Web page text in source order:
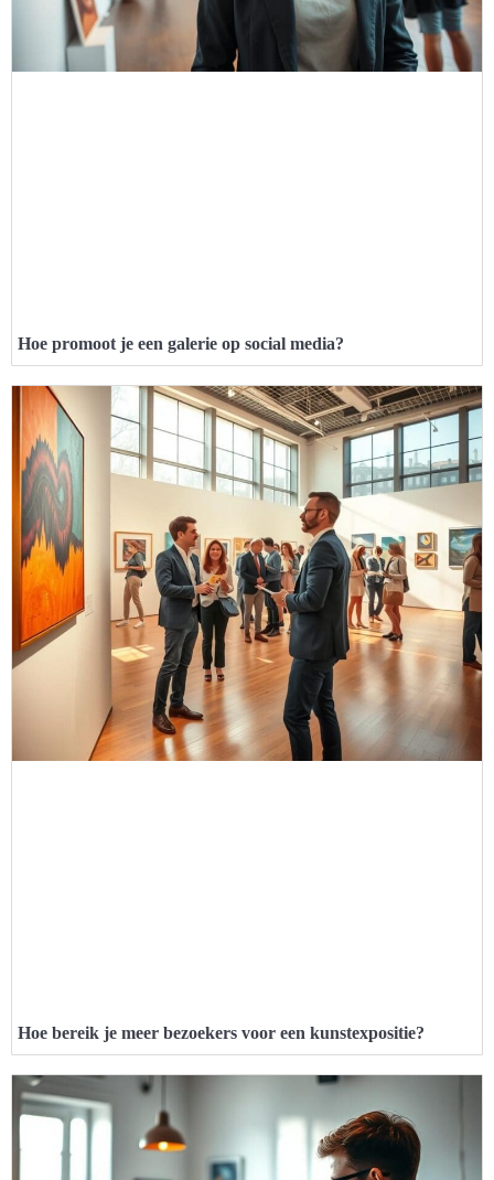
Hoe promoot je een galerie op social media?
Hoe bereik je meer bezoekers voor een kunstexpositie?